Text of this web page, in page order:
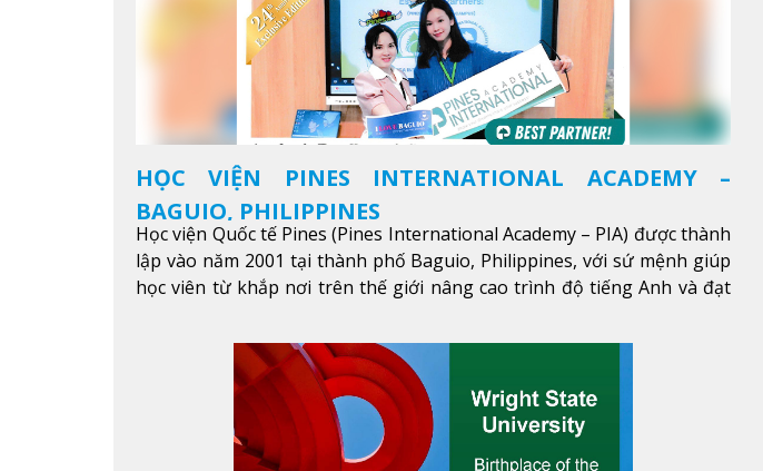
HỌC VIỆN PINES INTERNATIONAL ACADEMY –
BAGUIO, PHILIPPINES
Học viện Quốc tế Pines (Pines International Academy – PIA) được thành
lập vào năm 2001 tại thành phố Baguio, Philippines, với sứ mệnh giúp
học viên từ khắp nơi trên thế giới nâng cao trình độ tiếng Anh và đạt